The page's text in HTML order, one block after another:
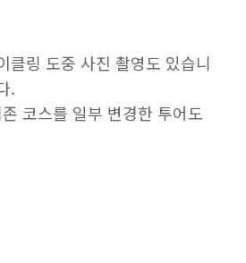
링 도중 사진 촬영도 있습니
.
코스를 일부 변경한 투어도